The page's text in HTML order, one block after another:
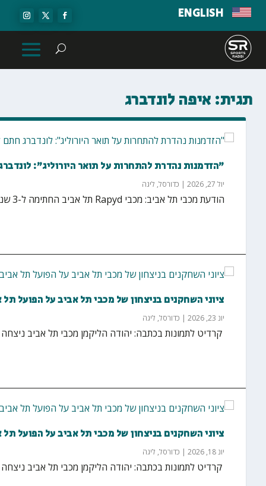
ENGLISH
תגית: איפה לונדברג
"הזדמנות נהדרת להתחרות על תואר היורוליג": לונדברג חתם ל-3 שנים
יול 27, 2026 | כדורסל, ליגה
הודעת מכבי תל אביב: מכבי Rapyd תל אביב החתימה ל-3 שנים נוספות את גבריאל "איפה" לונדברג...
ציוני השחקנים בניצחון של מכבי תל אביב על הפועל תל
יונ 23, 2026 | כדורסל, ליגה
קרדיט לתמונות בכתבה: יהודה הליקמן מכבי תל אביב ניצחה הערב (שלישי)
ציוני השחקנים בניצחון של מכבי תל אביב על הפועל תל
יונ 18, 2026 | כדורסל, ליגה
קרדיט לתמונות בכתבה: יהודה הליקמן מכבי תל אביב ניצחה הערב (חמישי)